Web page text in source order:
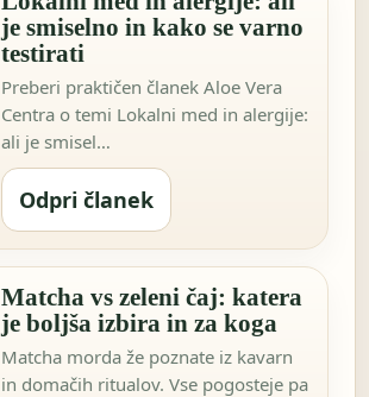
je smiselno in kako se varno
testirati
Preberi praktičen članek Aloe Vera
Centra o temi Lokalni med in alergije:
ali je smisel…
Odpri članek
Matcha vs zeleni čaj: katera
je boljša izbira in za koga
Matcha morda že poznate iz kavarn
in domačih ritualov. Vse pogosteje pa